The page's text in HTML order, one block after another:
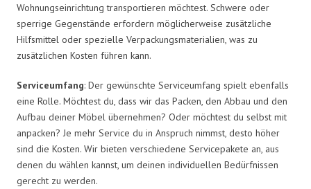
Wohnungseinrichtung transportieren möchtest. Schwere oder
sperrige Gegenstände erfordern möglicherweise zusätzliche
Hilfsmittel oder spezielle Verpackungsmaterialien, was zu
zusätzlichen Kosten führen kann.
Serviceumfang: Der gewünschte Serviceumfang spielt ebenfalls
eine Rolle. Möchtest du, dass wir das Packen, den Abbau und den
Aufbau deiner Möbel übernehmen? Oder möchtest du selbst mit
anpacken? Je mehr Service du in Anspruch nimmst, desto höher
sind die Kosten. Wir bieten verschiedene Servicepakete an, aus
denen du wählen kannst, um deinen individuellen Bedürfnissen
gerecht zu werden.